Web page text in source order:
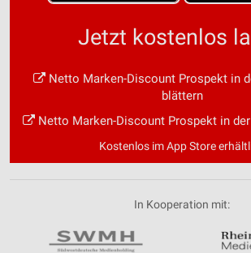
Jetzt kostenlos
Netto Marken-Discount Prospekt in
blättern
Netto Marken-Discount Prospekt in
Kostenlos im App Store
In Kooperation mit: